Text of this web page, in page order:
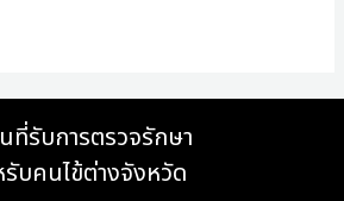
ที่รับการตรวจรักษา
รับคนไข้ต่างจังหวัด